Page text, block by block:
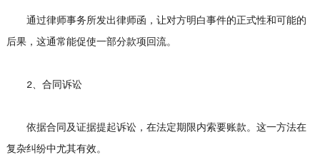
通过律师事务所发出律师函，让对方明白事件的正式性和可能的
后果，这通常能促使一部分款项回流。
2、合同诉讼
依据合同及证据提起诉讼，在法定期限内索要账款。这一方法在
复杂纠纷中尤其有效。